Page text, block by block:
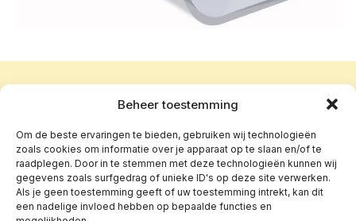
Beheer toestemming
Om de beste ervaringen te bieden, gebruiken wij technologieën
zoals cookies om informatie over je apparaat op te slaan en/of te
raadplegen. Door in te stemmen met deze technologieën kunnen wij
gegevens zoals surfgedrag of unieke ID's op deze site verwerken.
Als je geen toestemming geeft of uw toestemming intrekt, kan dit
een nadelige invloed hebben op bepaalde functies en